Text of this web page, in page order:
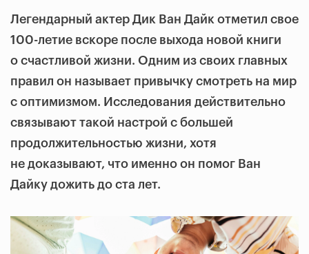
Легендарный актер Дик Ван Дайк отметил свое
100-летие вскоре после выхода новой книги
о счастливой жизни. Одним из своих главных
правил он называет привычку смотреть на мир
с оптимизмом. Исследования действительно
связывают такой настрой с большей
продолжительностью жизни, хотя
не доказывают, что именно он помог Ван
Дайку дожить до ста лет.